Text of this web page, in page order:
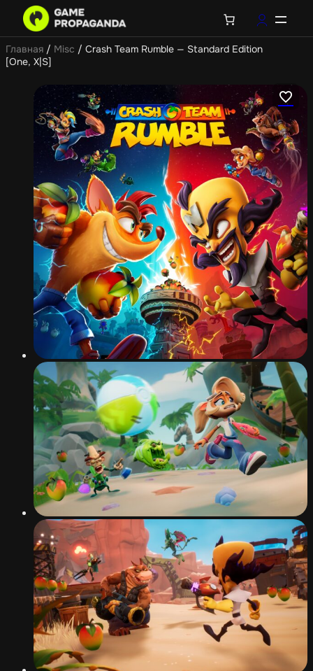
Главная / Misc / Crash Team Rumble — Standard Edition
[One, X|S]